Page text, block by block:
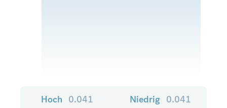
Hoch 0.041 Niedrig 0.041